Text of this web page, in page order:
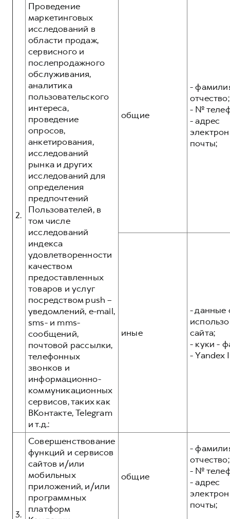
2.
Проведение
маркетинговых
исследований в
области продаж,
сервисного и
послепродажного
обслуживания,
аналитика
пользовательского
интереса,
проведение
опросов,
анкетирования,
исследований
рынка и других
исследований для
определения
предпочтений
Пользователей, в
том числе
исследований
индекса
удовлетворенности
качеством
предоставленных
товаров и услуг
посредством push –
уведомлений, e-mail,
sms- и mms-
сообщений,
почтовой рассылки,
телефонных
звонков и
информационно-
коммуникационных
сервисов, таких как
ВКонтакте, Telegram
и т.д.:
общие
-
отчество;
- №
- адрес
почты;
иные
- данные
сайта;
- куки -
- Yandex
3.
Совершенствование
функций и сервисов
сайтов и/или
мобильных
приложений, и/или
программных
платформ
общие
-
отчество;
- №
- адрес
почты;